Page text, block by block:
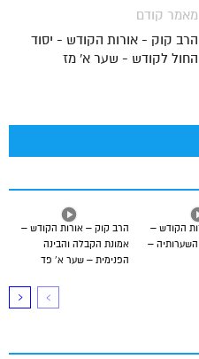
מאמר קודם
הרב קוק - אורות הקודש - יסוד
החול לקודש - שער א' מז
הרב קוק – אורות הקודש –
אמונת הקבלה והבינה
הפנימית – שער א’ פד
הקודש –
–